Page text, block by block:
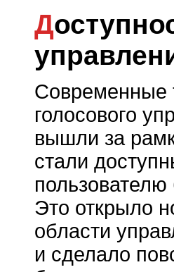
Доступность голосового
Современные
голосового
вышли за
стали
Это открыло
области
и сделало